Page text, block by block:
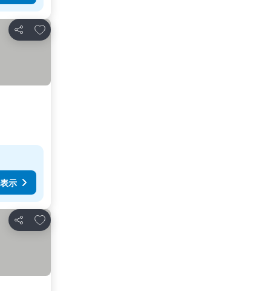
シェア
お気に入りに追加
示
シェア
お気に入りに追加